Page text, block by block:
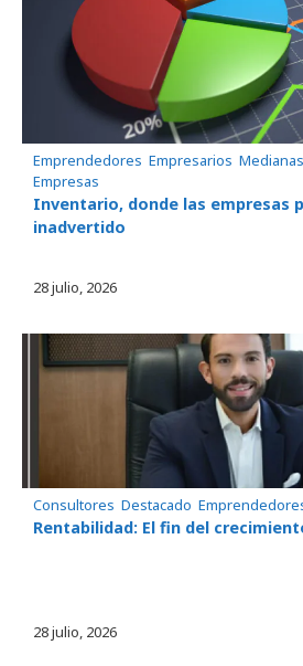
Emprendedores Empresarios
Empresas
Inventario, donde las empresas
inadvertido
28 julio, 2026
Consultores Destacado
Rentabilidad: El fin del
28 julio, 2026